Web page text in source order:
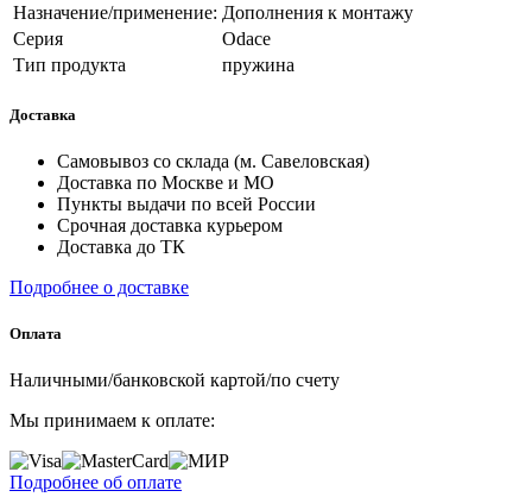
Назначение/применение: Дополнения к монтажу
Серия
Odace
Тип продукта
пружина
Доставка
Самовывоз со склада (м. Савеловская)
Доставка по Москве и МО
Пункты выдачи по всей России
Срочная доставка курьером
Доставка до ТК
Подробнее о доставке
Оплата
Наличными/банковской картой/по счету
Мы принимаем к оплате:
Подробнее об оплате